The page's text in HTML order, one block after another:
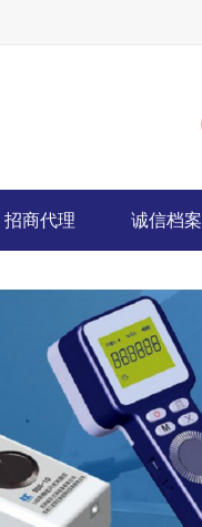
招商代理 诚信档案